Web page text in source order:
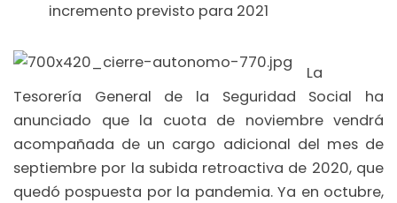
incremento previsto para 2021
La
Tesorería General de la Seguridad Social ha
anunciado que la cuota de noviembre vendrá
acompañada de un cargo adicional del mes de
septiembre por la subida retroactiva de 2020, que
quedó pospuesta por la pandemia. Ya en octubre,